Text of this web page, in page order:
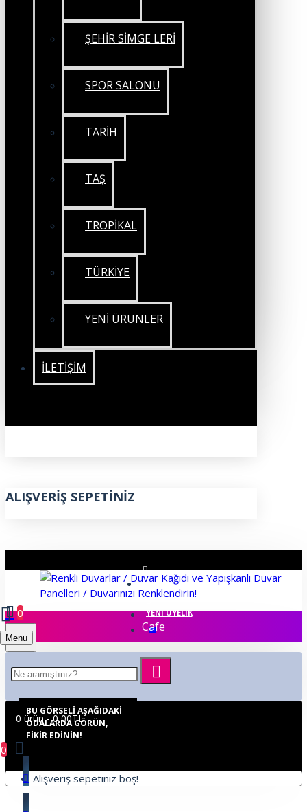
ŞEHİR SİMGE LERİ
SPOR SALONU
TARİH
TAŞ
TROPİKAL
TÜRKİYE
YENİ ÜRÜNLER
İLETIŞIM
ALIŞVERIŞ SEPETINIZ
ÜYE GIRIŞI
YENI ÜYELIK
Menu
0
0 ürün - 0,00TL
0
Alışveriş sepetiniz boş!
Cafe
BU GÖRSELI AŞAĞIDAKI
ODALARDA GÖRÜN,
FIKIR EDININ!